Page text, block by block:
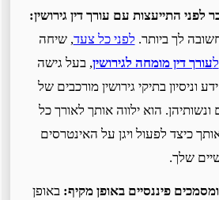
התייעצות עם עורך דין גירושין:
לך ביותר.לפני כל צעד, שיחה
עורך דין מומחה לגירושין, בעל גישה
וניסיון בתיקי גירושין מורכבים של
הוא ילווה אותך לאורך כל
כיצד לפעול ויגן על האינטרסים
שלך.
פיננסיים באופן מקיף:באופן